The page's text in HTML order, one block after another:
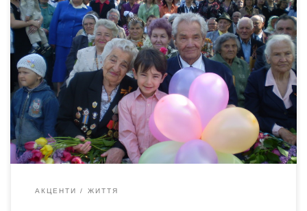
Подружжя підполковників у відставці – Любові Марківни та
Федора Харлампійовича МОРГУНЕНКІВ – уперше не взяло
участі в урочистостях, присвячених 9 травня: здоров’я вже не
те і вік солідний. Хоча раніше на лавці ветеранів зустрічалися
84 об’єднаны у Спілку фронтовики – мешканці
Новодністровська. І нині Любов Моргуненко звернулася з
вітальними словом […]
АКЦЕНТИ ЖИТТЯ